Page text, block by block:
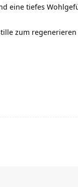
eine tiefes
zum